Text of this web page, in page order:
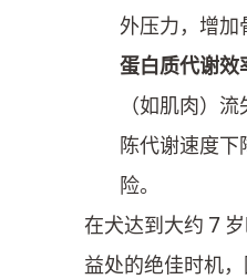
外压力，增加
蛋白质代谢效
（如肌肉）
陈代谢速度
险。
在犬达到大约 7
益处的绝佳时机